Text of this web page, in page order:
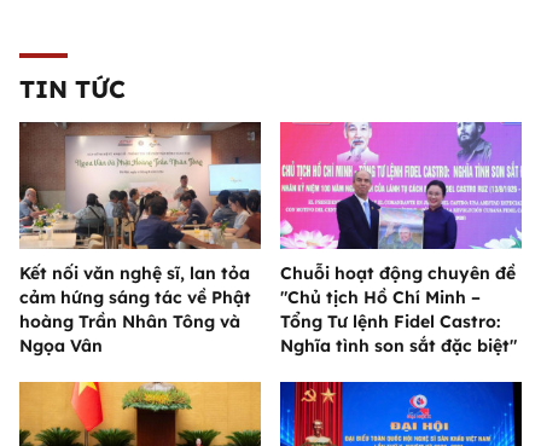
TIN TỨC
Kết nối văn nghệ sĩ, lan tỏa
cảm hứng sáng tác về Phật
hoàng Trần Nhân Tông và
Ngọa Vân
Chuỗi hoạt động chuyên đề
"Chủ tịch Hồ Chí Minh –
Tổng Tư lệnh Fidel Castro:
Nghĩa tình son sắt đặc biệt"